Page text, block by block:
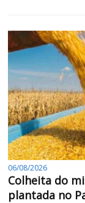
06/08/2026
Colheita do
plantada no